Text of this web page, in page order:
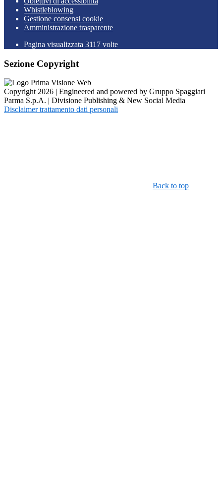
Whistleblowing
Gestione consensi cookie
Amministrazione trasparente
Pagina visualizzata 3117 volte
Sezione Copyright
Copyright 2026 | Engineered and powered by Gruppo Spaggiari
Parma S.p.A. | Divisione Publishing & New Social Media
Disclaimer trattamento dati personali
Back to top